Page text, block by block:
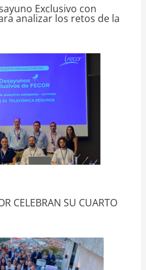
Exclusivo con
analizar los retos de la
CELEBRAN SU CUARTO